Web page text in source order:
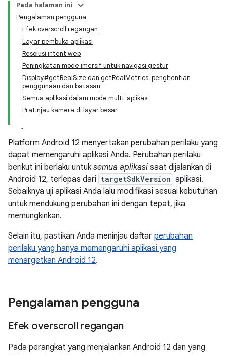
Pada halaman ini
Pengalaman pengguna
Efek overscroll regangan
Layar pembuka aplikasi
Resolusi intent web
Peningkatan mode imersif untuk navigasi gestur
Display#getRealSize dan getRealMetrics: penghentian
penggunaan dan batasan
Semua aplikasi dalam mode multi-aplikasi
Pratinjau kamera di layar besar
Platform Android 12 menyertakan perubahan perilaku yang
dapat memengaruhi aplikasi Anda. Perubahan perilaku
berikut ini berlaku untuk semua aplikasi saat dijalankan di
Android 12, terlepas dari targetSdkVersion aplikasi.
Sebaiknya uji aplikasi Anda lalu modifikasi sesuai kebutuhan
untuk mendukung perubahan ini dengan tepat, jika
memungkinkan.
Selain itu, pastikan Anda meninjau daftar perubahan
perilaku yang hanya memengaruhi aplikasi yang
menargetkan Android 12.
Pengalaman pengguna
Efek overscroll regangan
Pada perangkat yang menjalankan Android 12 dan yang